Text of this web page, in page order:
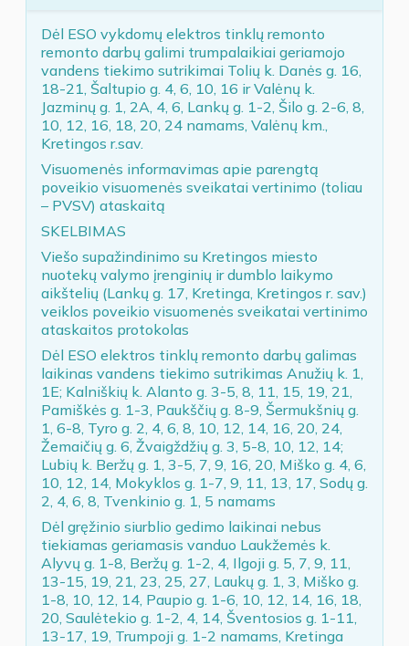
Dėl ESO vykdomų elektros tinklų remonto
remonto darbų galimi trumpalaikiai geriamojo
vandens tiekimo sutrikimai Tolių k. Danės g. 16,
18-21, Šaltupio g. 4, 6, 10, 16 ir Valėnų k.
Jazminų g. 1, 2A, 4, 6, Lankų g. 1-2, Šilo g. 2-6, 8,
10, 12, 16, 18, 20, 24 namams, Valėnų km.,
Kretingos r.sav.
Visuomenės informavimas apie parengtą
poveikio visuomenės sveikatai vertinimo (toliau
– PVSV) ataskaitą
SKELBIMAS
Viešo supažindinimo su Kretingos miesto
nuotekų valymo įrenginių ir dumblo laikymo
aikštelių (Lankų g. 17, Kretinga, Kretingos r. sav.)
veiklos poveikio visuomenės sveikatai vertinimo
ataskaitos protokolas
Dėl ESO elektros tinklų remonto darbų galimas
laikinas vandens tiekimo sutrikimas Anužių k. 1,
1E; Kalniškių k. Alanto g. 3-5, 8, 11, 15, 19, 21,
Pamiškės g. 1-3, Paukščių g. 8-9, Šermukšnių g.
1, 6-8, Tyro g. 2, 4, 6, 8, 10, 12, 14, 16, 20, 24,
Žemaičių g. 6, Žvaigždžių g. 3, 5-8, 10, 12, 14;
Lubių k. Beržų g. 1, 3-5, 7, 9, 16, 20, Miško g. 4, 6,
10, 12, 14, Mokyklos g. 1-7, 9, 11, 13, 17, Sodų g.
2, 4, 6, 8, Tvenkinio g. 1, 5 namams
Dėl gręžinio siurblio gedimo laikinai nebus
tiekiamas geriamasis vanduo Laukžemės k.
Alyvų g. 1-8, Beržų g. 1-2, 4, Ilgoji g. 5, 7, 9, 11,
13-15, 19, 21, 23, 25, 27, Laukų g. 1, 3, Miško g.
1-8, 10, 12, 14, Paupio g. 1-6, 10, 12, 14, 16, 18,
20, Saulėtekio g. 1-2, 4, 14, Šventosios g. 1-11,
13-17, 19, Trumpoji g. 1-2 namams, Kretinga